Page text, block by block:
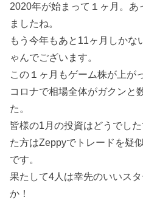
2020年が始まって１ヶ月。
ましたね。
もう今年もあと11ヶ月しかな
ゃんでございます。
この１ヶ月もゲーム株が上が
コロナで相場全体がガクンと
た。
皆様の1月の投資はどうでし
た方はZeppyでトレードを疑
です。
果たして4人は幸先のいいス
か！